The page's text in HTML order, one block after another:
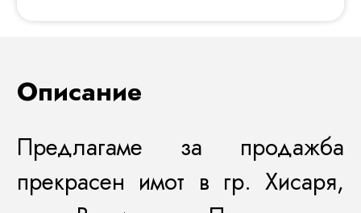
Описание
Предлагаме за продажба
прекрасен имот в гр. Хисаря,